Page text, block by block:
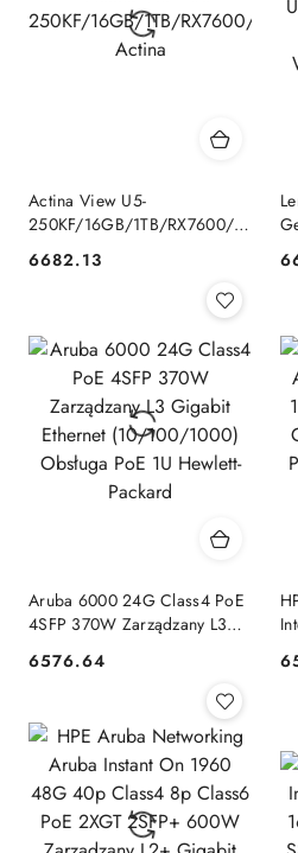
Actina View U5-
250KF/16GB/1TB/RX7600/650W
Cena:
6682.13
Aruba 6000 24G Class4 PoE
4SFP 370W Zarządzany L3
(10/100/1000) Obsługa PoE
Cena:
6576.64